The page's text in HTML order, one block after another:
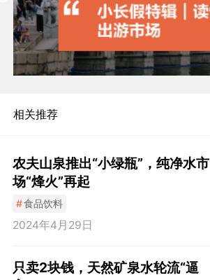
相关推荐
农夫山泉推出“小绿瓶”，纯净水市
场“烽火”再起
#食品饮料
2024年4月29日
只卖2块钱，天然矿泉水轮流“逼